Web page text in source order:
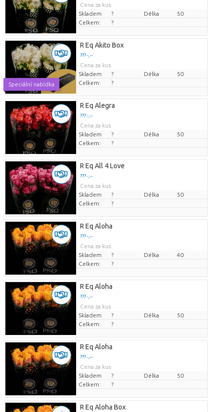
Cena za kus
Skladem
? Délka
50
Celkem:
?
Speciální nabídka
R Eq Akito Box
??? -,--
Cena za kus
Skladem
? Délka
50
Celkem:
?
R Eq Alegra
??? -,--
Cena za kus
Skladem
? Délka
50
Celkem:
?
R Eq All 4 Love
??? -,--
Cena za kus
Skladem
? Délka
50
Celkem:
?
R Eq Aloha
??? -,--
Cena za kus
Skladem
? Délka
40
Celkem:
?
R Eq Aloha
??? -,--
Cena za kus
Skladem
? Délka
50
Celkem:
?
R Eq Aloha
??? -,--
Cena za kus
Skladem
? Délka
50
Celkem:
?
R Eq Aloha Box